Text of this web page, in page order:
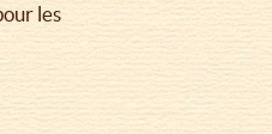
les